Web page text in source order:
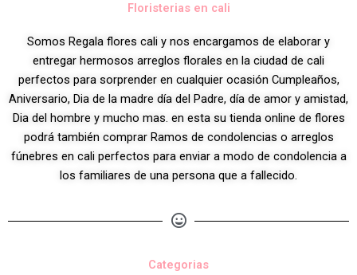
Floristerias en cali
Somos Regala flores cali y nos encargamos de elaborar y
entregar hermosos arreglos florales en la ciudad de cali
perfectos para sorprender en cualquier ocasión Cumpleaños,
Aniversario, Dia de la madre día del Padre, día de amor y amistad,
Dia del hombre y mucho mas. en esta su tienda online de flores
podrá también comprar Ramos de condolencias o arreglos
fúnebres en cali perfectos para enviar a modo de condolencia a
los familiares de una persona que a fallecido.
Categorias